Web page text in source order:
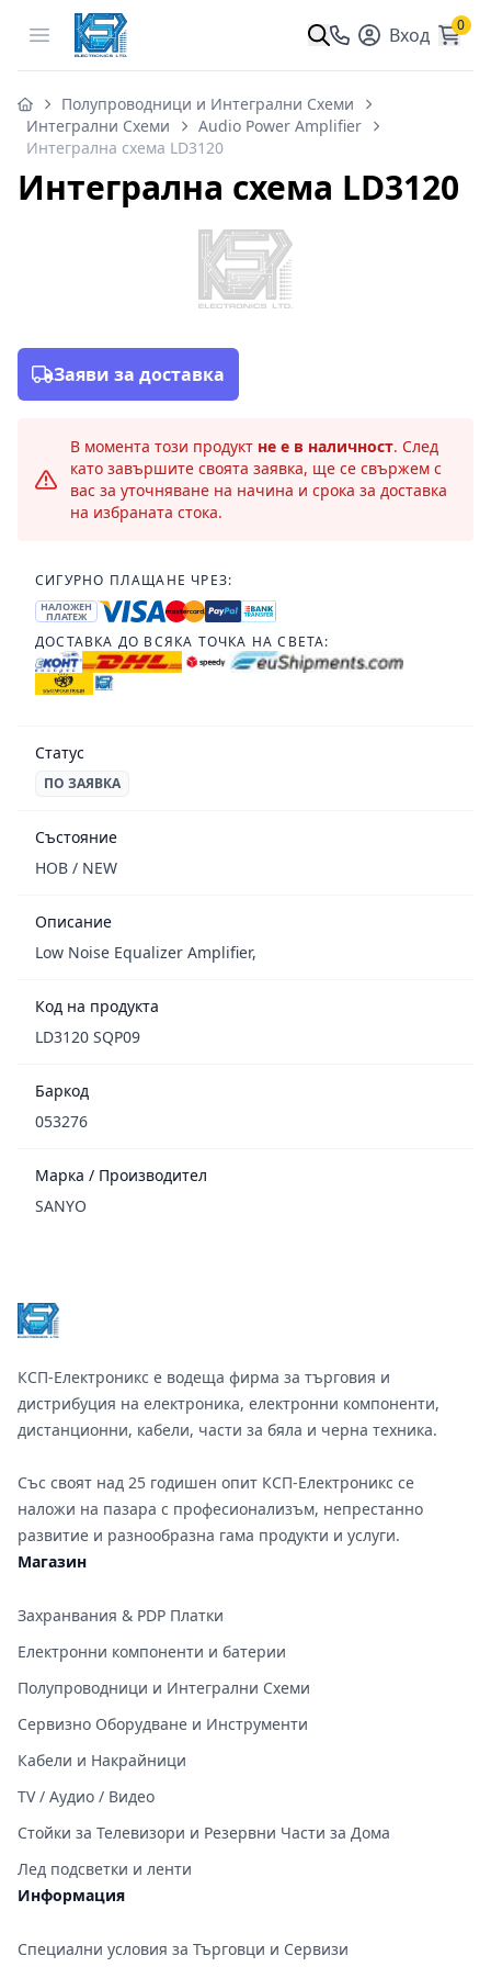
Open menu Вход 0
Полупроводници и Интегрални Схеми
Интегрални Схеми
Audio Power Amplifier
Интегрална схема LD3120
Интегрална схема LD3120
Заяви за доставка
В момента този продукт не е в наличност. След
като завършите своята заявка, ще се свържем с
вас за уточняване на начина и срока за доставка
на избраната стока.
СИГУРНО ПЛАЩАНЕ ЧРЕЗ:
НАЛОЖЕН
ПЛАТЕЖ
ДОСТАВКА ДО ВСЯКА ТОЧКА НА СВЕТА:
Статус
ПО ЗАЯВКА
Състояние
НОВ / NEW
Описание
Low Noise Equalizer Amplifier,
Код на продукта
LD3120 SQP09
Баркод
053276
Марка / Производител
SANYO
КСП-Електроникс е водеща фирма за търговия и
дистрибуция на електроника, електронни компоненти,
дистанционни, кабели, части за бяла и черна техника.
Със своят над 25 годишен опит КСП-Електроникс се
наложи на пазара с професионализъм, непрестанно
развитие и разнообразна гама продукти и услуги.
Магазин
Захранвания & PDP Платки
Електронни компоненти и батерии
Полупроводници и Интегрални Схеми
Сервизно Оборудване и Инструменти
Кабели и Накрайници
TV / Аудио / Видео
Стойки за Телевизори и Резервни Части за Дома
Лед подсветки и ленти
Информация
Специални условия за Търговци и Сервизи